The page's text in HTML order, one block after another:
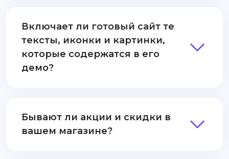
Включает ли готовый сайт те
тексты, иконки и картинки,
которые содержатся в его
демо?
Бывают ли акции и скидки в
вашем магазине?